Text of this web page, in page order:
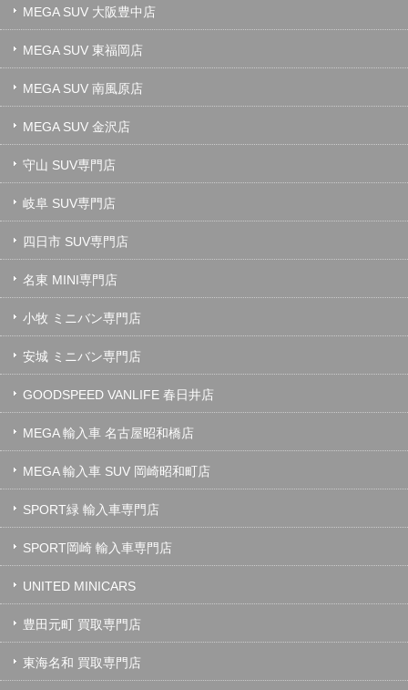
MEGA SUV 大阪豊中店
MEGA SUV 東福岡店
MEGA SUV 南風原店
MEGA SUV 金沢店
守山 SUV専門店
岐阜 SUV専門店
四日市 SUV専門店
名東 MINI専門店
小牧 ミニバン専門店
安城 ミニバン専門店
GOODSPEED VANLIFE 春日井店
MEGA 輸入車 名古屋昭和橋店
MEGA 輸入車 SUV 岡崎昭和町店
SPORT緑 輸入車専門店
SPORT岡崎 輸入車専門店
UNITED MINICARS
豊田元町 買取専門店
東海名和 買取専門店